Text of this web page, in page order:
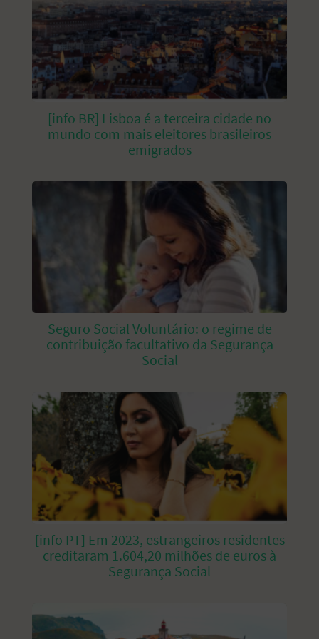
[info BR] Lisboa é a terceira cidade no
mundo com mais eleitores brasileiros
emigrados
Seguro Social Voluntário: o regime de
contribuição facultativo da Segurança
Social
[info PT] Em 2023, estrangeiros residentes
creditaram 1.604,20 milhões de euros à
Segurança Social